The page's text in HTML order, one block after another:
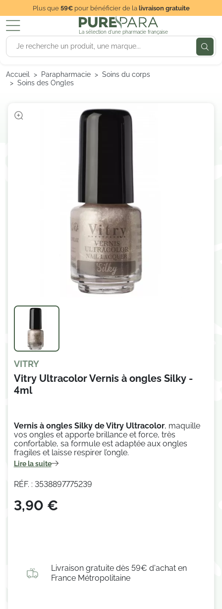
Plus que59€pour bénéficier de lalivraison gratuite
La sélection d'une pharmacie française
Accueil Parapharmacie
Soins du corps
Soins des Ongles
VITRY
Vitry Ultracolor Vernis à ongles Silky -
4ml
Vernis à ongles Silky de Vitry Ultracolor, maquille
vos ongles et apporte brillance et force, très
confortable, sa formule est adaptée aux ongles
fragiles et laisse respirer l’ongle.
Lire la suite
RÉF. : 3538897775239
3,90 €
Livraison gratuite dès 59€ d'achat en
France Métropolitaine